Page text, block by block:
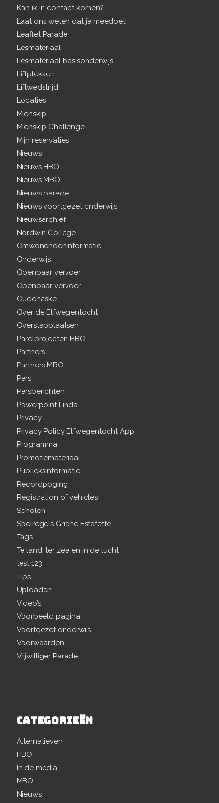
Kan ik in contact komen?
Laat ons weten dat je meedoet!
Leaflet Parade
Lesmateriaal
Lesmateriaal basisonderwijs
Liftplekken
Liftwedstrijd
Locaties
Mienskip
Mienskip Challenge
Mijn reservaties
Nieuws
Nieuws HBO
Nieuws MBO
Nieuws parade
Nieuws voortgezet onderwijs
Nieuwsarchief
Nordwin College
Omwonendeninformatie
Onderwijs
Openbaar vervoer
Openbaar vervoer
Oudehaske
Over de Elfwegentocht
Overstapplaatsen
Parelprojecten HBO
Partners
Partners MBO
Pers
Persberichten
Powerpoint Linda
Privacy
Privacy Policy Elfwegentocht App
Programma
Promotiemateriaal
Publieksinformatie
Recordpoging
Registration of vehicles
Scholen
Spelregels Griene Estafette
Tags
Te land, ter zee en in de lucht
test 123
Tips
Uploaden
Video’s
Voorbeeld pagina
Voortgezet onderwijs
Voorwaarden
Vrijwilliger Parade
CATEGORIEËN
Alternatieven
HBO
In de media
MBO
Nieuws